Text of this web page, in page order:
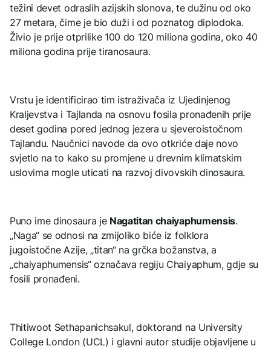
težini devet odraslih azijskih slonova, te dužinu od oko
27 metara, čime je bio duži i od poznatog diplodoka.
Živio je prije otprilike 100 do 120 miliona godina, oko 40
miliona godina prije tiranosaura.
Vrstu je identificirao tim istraživača iz Ujedinjenog
Kraljevstva i Tajlanda na osnovu fosila pronađenih prije
deset godina pored jednog jezera u sjeveroistočnom
Tajlandu. Naučnici navode da ovo otkriće daje novo
svjetlo na to kako su promjene u drevnim klimatskim
uslovima mogle uticati na razvoj divovskih dinosaura.
Puno ime dinosaura je Nagatitan chaiyaphumensis.
„Naga“ se odnosi na zmijoliko biće iz folklora
jugoistočne Azije, „titan“ na grčka božanstva, a
„chaiyaphumensis“ označava regiju Chaiyaphum, gdje su
fosili pronađeni.
Thitiwoot Sethapanichsakul, doktorand na University
College London (UCL) i glavni autor studije objavljene u